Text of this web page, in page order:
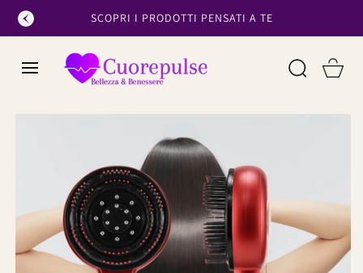
SALTA AL
CONTENUTO
SCOPRI I PRODOTTI PENSATI A TE
Cart